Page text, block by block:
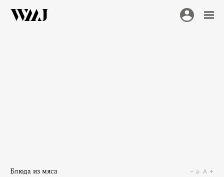
Блюда из мяса a A